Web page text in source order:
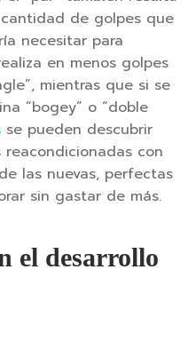
de golpes que
necesitar para
en menos golpes
mientras que si se
“bogey” o “doble
se pueden descubrir
con
las nuevas, perfectas
sin gastar de más.
el desarrollo